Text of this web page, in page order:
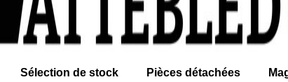
Sélection de stock Pièces détachées